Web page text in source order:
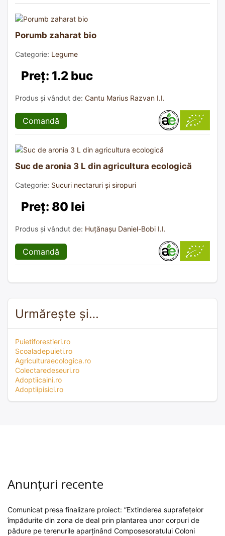
Porumb zaharat bio
Categorie: Legume
Preț: 1.2 buc
Produs și vândut de: Cantu Marius Razvan I.I.
Comandă
Suc de aronia 3 L din agricultura ecologică
Categorie: Sucuri nectaruri și siropuri
Preț: 80 lei
Produs și vândut de: Huțănașu Daniel-Bobi I.I.
Comandă
Urmărește și…
Puietiforestieri.ro
Scoaladepuieti.ro
Agriculturaecologica.ro
Colectaredeseuri.ro
Adoptiicaini.ro
Adoptiipisici.ro
Anunțuri recente
Comunicat presa finalizare proiect: ”Extinderea suprafețelor
împădurite din zona de deal prin plantarea unor corpuri de
pădure pe terenurile aparținând Composesoratului Coloni